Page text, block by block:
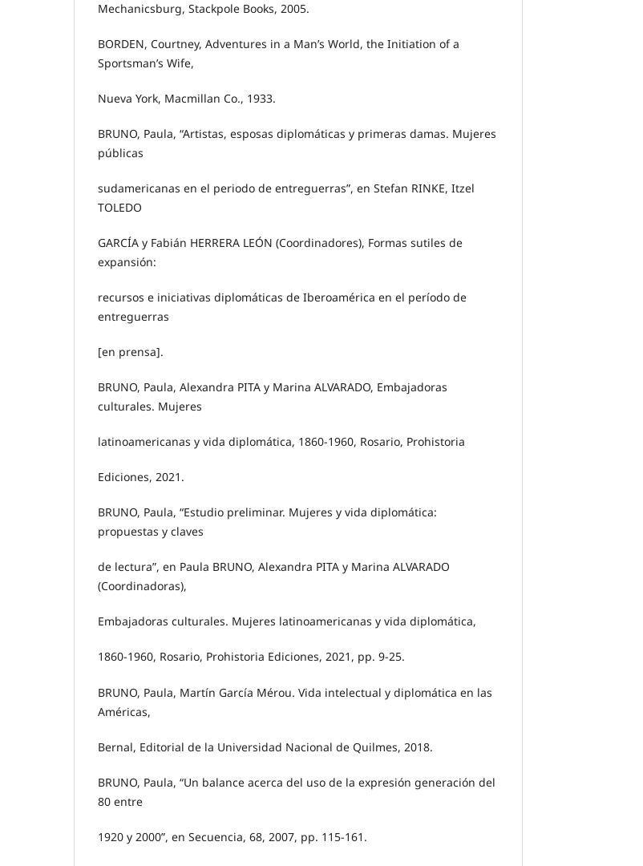
Mechanicsburg, Stackpole Books, 2005.
BORDEN, Courtney, Adventures in a Man’s World, the Initiation of a
Sportsman’s Wife,
Nueva York, Macmillan Co., 1933.
BRUNO, Paula, “Artistas, esposas diplomáticas y primeras damas. Mujeres
públicas
sudamericanas en el periodo de entreguerras”, en Stefan RINKE, Itzel
TOLEDO
GARCÍA y Fabián HERRERA LEÓN (Coordinadores), Formas sutiles de
expansión:
recursos e iniciativas diplomáticas de Iberoamérica en el período de
entreguerras
[en prensa].
BRUNO, Paula, Alexandra PITA y Marina ALVARADO, Embajadoras
culturales. Mujeres
latinoamericanas y vida diplomática, 1860-1960, Rosario, Prohistoria
Ediciones, 2021.
BRUNO, Paula, “Estudio preliminar. Mujeres y vida diplomática:
propuestas y claves
de lectura”, en Paula BRUNO, Alexandra PITA y Marina ALVARADO
(Coordinadoras),
Embajadoras culturales. Mujeres latinoamericanas y vida diplomática,
1860-1960, Rosario, Prohistoria Ediciones, 2021, pp. 9-25.
BRUNO, Paula, Martín García Mérou. Vida intelectual y diplomática en las
Américas,
Bernal, Editorial de la Universidad Nacional de Quilmes, 2018.
BRUNO, Paula, “Un balance acerca del uso de la expresión generación del
80 entre
1920 y 2000”, en Secuencia, 68, 2007, pp. 115-161.